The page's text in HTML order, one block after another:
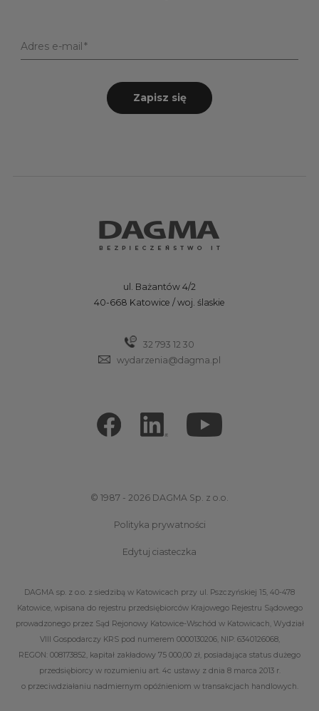
Adres e-mail
Zapisz się
ul. Bażantów 4/2
40-668 Katowice / woj. ślaskie
32 793 12 30
wydarzenia@dagma.pl
© 1987 - 2026 DAGMA Sp. z o.o.
Polityka prywatności
Edytuj ciasteczka
DAGMA sp. z o.o. z siedzibą w Katowicach przy ul. Pszczyńskiej 15, 40-478
Katowice, wpisana do rejestru przedsiębiorców Krajowego Rejestru Sądowego
prowadzonego przez Sąd Rejonowy Katowice-Wschód w Katowicach, Wydział
VIII Gospodarczy KRS pod numerem 0000130206, NIP: 6340126068,
REGON: 008173852, kapitał zakładowy 75 000,00 zł, posiadająca status dużego
przedsiębiorcy w rozumieniu art. 4c ustawy z dnia 8 marca 2013 r.
o przeciwdziałaniu nadmiernym opóźnieniom w transakcjach handlowych.